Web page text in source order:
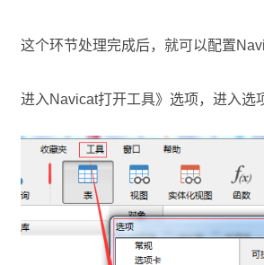
这个环节处理完成后，就可以配置
进入Navicat打开工具》选项，进入选